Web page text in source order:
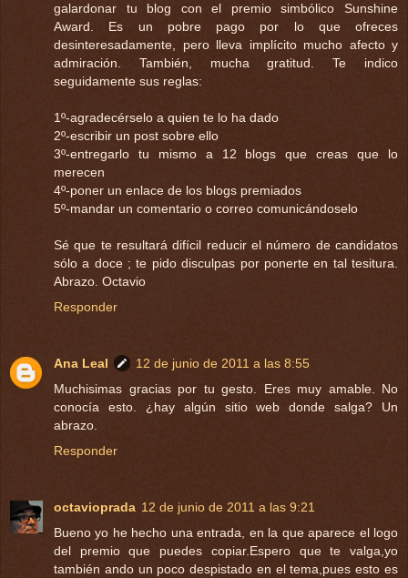
galardonar tu blog con el premio simbólico Sunshine
Award. Es un pobre pago por lo que ofreces
desinteresadamente, pero lleva implícito mucho afecto y
admiración. También, mucha gratitud. Te indico
seguidamente sus reglas:
1º-agradecérselo a quien te lo ha dado
2º-escribir un post sobre ello
3º-entregarlo tu mismo a 12 blogs que creas que lo
merecen
4º-poner un enlace de los blogs premiados
5º-mandar un comentario o correo comunicándoselo
Sé que te resultará difícil reducir el número de candidatos
sólo a doce ; te pido disculpas por ponerte en tal tesitura.
Abrazo. Octavio
Responder
Ana Leal
12 de junio de 2011 a las 8:55
Muchisimas gracias por tu gesto. Eres muy amable. No
conocía esto. ¿hay algún sitio web donde salga? Un
abrazo.
Responder
octavioprada 12 de junio de 2011 a las 9:21
Bueno yo he hecho una entrada, en la que aparece el logo
del premio que puedes copiar.Espero que te valga,yo
también ando un poco despistado en el tema,pues esto es